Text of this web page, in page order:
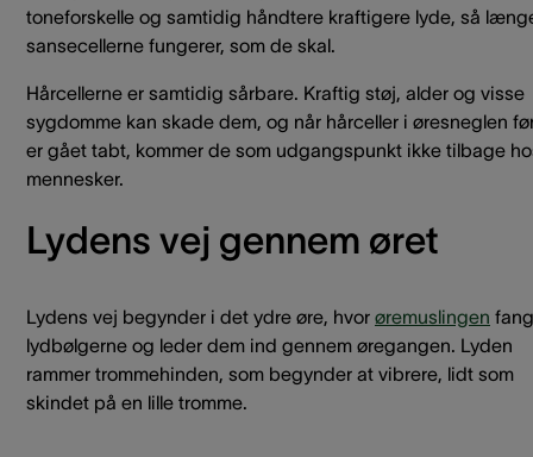
toneforskelle og samtidig håndtere kraftigere lyde, så
sansecellerne fungerer, som de skal.
Hårcellerne er samtidig sårbare. Kraftig støj, alder og visse
sygdomme kan skade dem, og når hårceller i øresneglen
er gået tabt, kommer de som udgangspunkt ikke tilbage
mennesker.
Lydens vej gennem øret
Lydens vej begynder i det ydre øre, hvor øremuslingen
lydbølgerne og leder dem ind gennem øregangen. Lyden
rammer trommehinden, som begynder at vibrere, lidt som
skindet på en lille tromme.